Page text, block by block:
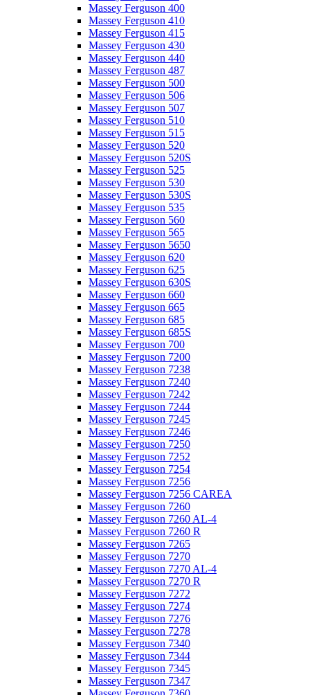
Massey Ferguson 400
Massey Ferguson 410
Massey Ferguson 415
Massey Ferguson 430
Massey Ferguson 440
Massey Ferguson 487
Massey Ferguson 500
Massey Ferguson 506
Massey Ferguson 507
Massey Ferguson 510
Massey Ferguson 515
Massey Ferguson 520
Massey Ferguson 520S
Massey Ferguson 525
Massey Ferguson 530
Massey Ferguson 530S
Massey Ferguson 535
Massey Ferguson 560
Massey Ferguson 565
Massey Ferguson 5650
Massey Ferguson 620
Massey Ferguson 625
Massey Ferguson 630S
Massey Ferguson 660
Massey Ferguson 665
Massey Ferguson 685
Massey Ferguson 685S
Massey Ferguson 700
Massey Ferguson 7200
Massey Ferguson 7238
Massey Ferguson 7240
Massey Ferguson 7242
Massey Ferguson 7244
Massey Ferguson 7245
Massey Ferguson 7246
Massey Ferguson 7250
Massey Ferguson 7252
Massey Ferguson 7254
Massey Ferguson 7256
Massey Ferguson 7256 CAREA
Massey Ferguson 7260
Massey Ferguson 7260 AL-4
Massey Ferguson 7260 R
Massey Ferguson 7265
Massey Ferguson 7270
Massey Ferguson 7270 AL-4
Massey Ferguson 7270 R
Massey Ferguson 7272
Massey Ferguson 7274
Massey Ferguson 7276
Massey Ferguson 7278
Massey Ferguson 7340
Massey Ferguson 7344
Massey Ferguson 7345
Massey Ferguson 7347